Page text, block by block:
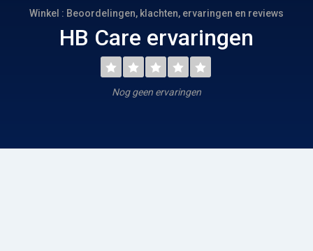
Winkel : Beoordelingen, klachten, ervaringen en reviews
HB Care ervaringen
Nog geen ervaringen